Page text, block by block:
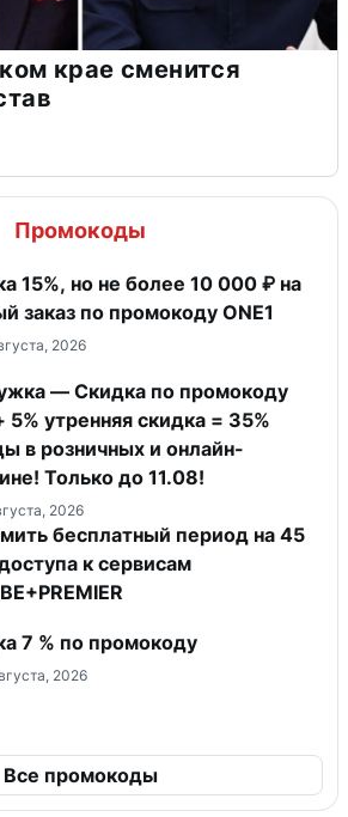
крае сменится
Промокоды
15%, но не более 10 000 ₽ на
заказ по промокоду ONE1
2026
— Скидка по промокоду
5% утренняя скидка = 35%
в розничных и онлайн-
Только до 11.08!
2026
бесплатный период на 45
к сервисам
7 % по промокоду
2026
Все промокоды